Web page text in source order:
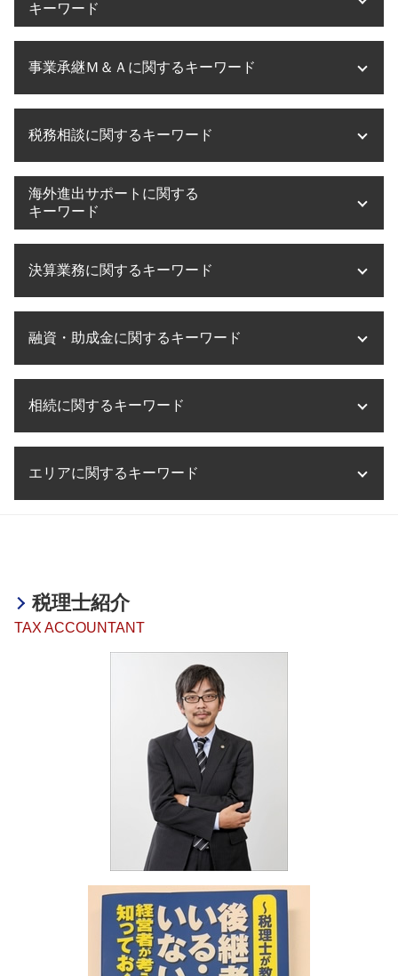
キーワード
医療法人設立 許可
医療法人設立 申請
医療法人設立 税理士
医療法人設立 要件
医療法人化 失敗
奈良県 医療法人設立
医療法人設立 京都府
医療法人設立 代行
医療法人設立 兵庫県
医療法人設立 大阪
医療法人 資本金
医療法人設立 借入金
事業承継Ｍ＆Ａに関するキーワード
事業承継 期間
事業承継 相続対策
事業承継税制 個人 デメリット
事業承継 m&a
m&a 税務
事業承継 流れ
事業承継 税理士
事業承継税制 贈与 デメリット
事業承継とは 定義
事業承継 奈良県
事業承継 個人
事業承継 大阪
税務相談に関するキーワード
税務相談 源泉徴収
税務相談 範囲
税務相談 とは
税務相談 退職金
法人税 節税
税務相談 税理士法
税務相談 税理士法違反
税務相談 贈与税
税務相談 相続税
税務調査 法人
税務相談 費用
海外進出サポートに関する
キーワード
海外進出 経営戦略
海外進出 税
企業 海外進出 税金
海外進出 手順
海外進出 経理
海外進出 飲食店
海外進出 計画書
海外進出 とは
海外進出 手助け
決算業務に関するキーワード
税理士事務所 決算業務
決算業務 とは
決算業務 時期
決算業務 内容
決算業務 アウトソーシング
融資・助成金に関するキーワード
助成金 課税
助成金 贈与税
創業融資 サポート
助成金 税金
助成金とは 簡単に
相続に関するキーワード
相続税 遺言
相続税 ペナルティー
相続税
相続税 節税対策
相続税 納税義務者
相続税 いくらから 生前贈与
相続税 いくらから
相続不動産 売却 税金
相続税 無申告加算税
相続税 節税 生前
エリアに関するキーワード
海外進出サポート 大阪府
医療法人設立支援・顧問 姫路市
相続 奈良県
融資・助成金 加古川市
海外進出サポート 奈良県
融資・助成金 京都府
事業承継・M&A 兵庫県
融資・助成金 大阪府
事業承継・M&A 京都府
融資・助成金 兵庫県
決算業務 明石市
融資・助成金 奈良県
税務相談 京都府
決算業務 大阪府
税理士紹介
TAX ACCOUNTANT